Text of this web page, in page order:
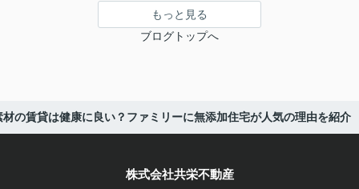
もっと見る
ブログトップへ
の賃貸は健康に良い？ファミリーに無添加住宅が人気の理由を紹介
株式会社共栄不動産